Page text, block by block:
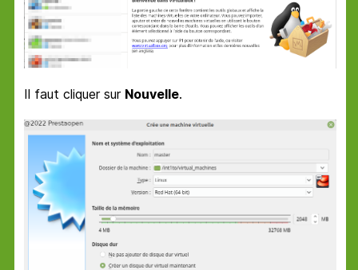
Il faut cliquer sur Nouvelle.